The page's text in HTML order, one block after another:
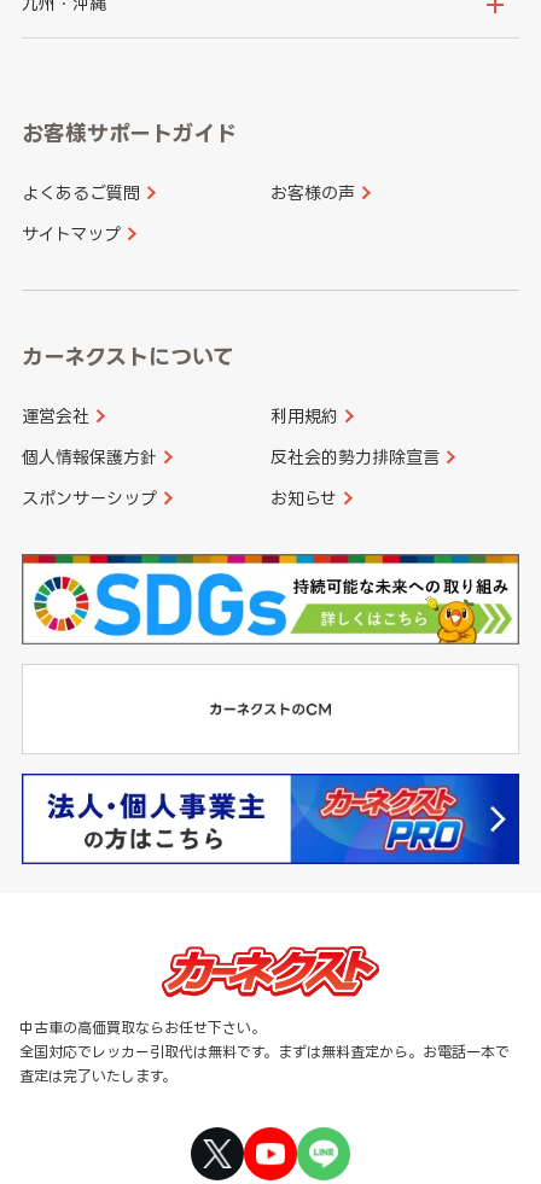
愛知県
和歌山県
山口県
香川県 愛媛県
長崎県
大分県 宮崎県
お客様サポートガイド
よくあるご質問 お客様の声
サイトマップ
カーネクストについて
運営会社 利用規約
個人情報保護方針 反社会的勢力排除宣言
スポンサーシップ お知らせ
中古車の高価買取ならお任せ下さい。
全国対応でレッカー引取代は無料です。まずは無料査定から。お電話一本で
査定は完了いたします。